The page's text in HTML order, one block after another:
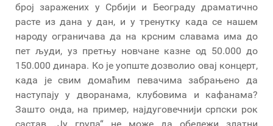
број заражених у Србији и Београду драматично
расте из дана у дан, и у тренутку када се нашем
народу ограничава да на крсним славама има до
пет људи, уз претњу новчане казне од 50.000 до
150.000 динара. Ко је уопште дозволио овај концерт,
када је свим домаћим певачима забрањено да
наступају у дворанама, клубовима и кафанама?
Зашто онда, на пример, најдуговечнији српски рок